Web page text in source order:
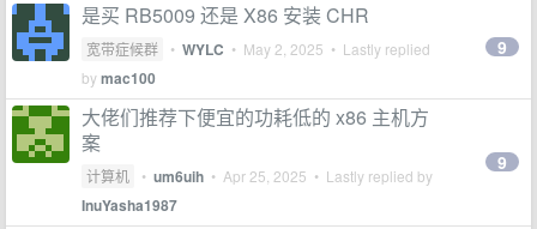
是买 RB5009 还是 X86 安装 CHR
宽带症候群 • WYLC • May 2, 2025 • Lastly replied
bymac100
9
大佬们推荐下便宜的功耗低的 x86 主机方
案
计算机 • um6uih • Apr 25, 2025 • Lastly replied by
InuYasha1987
9